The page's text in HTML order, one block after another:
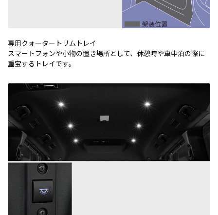
専用クォータートリムトレイ
スマートフォンや小物の置き場所として、休憩時や車中泊の際に
重宝するトレイです。